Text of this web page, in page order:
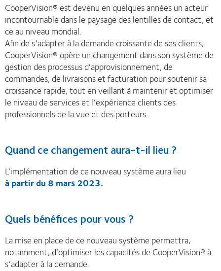
CooperVision® est devenu en quelques années un acteur
incontournable dans le paysage des lentilles de contact, et
ce au niveau mondial.
Afin de s’adapter à la demande croissante de ses clients,
CooperVision® opère un changement dans son système de
gestion des processus d’approvisionnement, de
commandes, de livraisons et facturation pour soutenir sa
croissance rapide, tout en veillant à maintenir et optimiser
le niveau de services et l’expérience clients des
professionnels de la vue et des porteurs.
Quand ce changement aura-t-il lieu ?
L’implémentation de ce nouveau système aura lieu
à partir du 8 mars 2023.
Quels bénéfices pour vous ?
La mise en place de ce nouveau système permettra,
notamment, d’optimiser les capacités de CooperVision® à
s’adapter à la demande.